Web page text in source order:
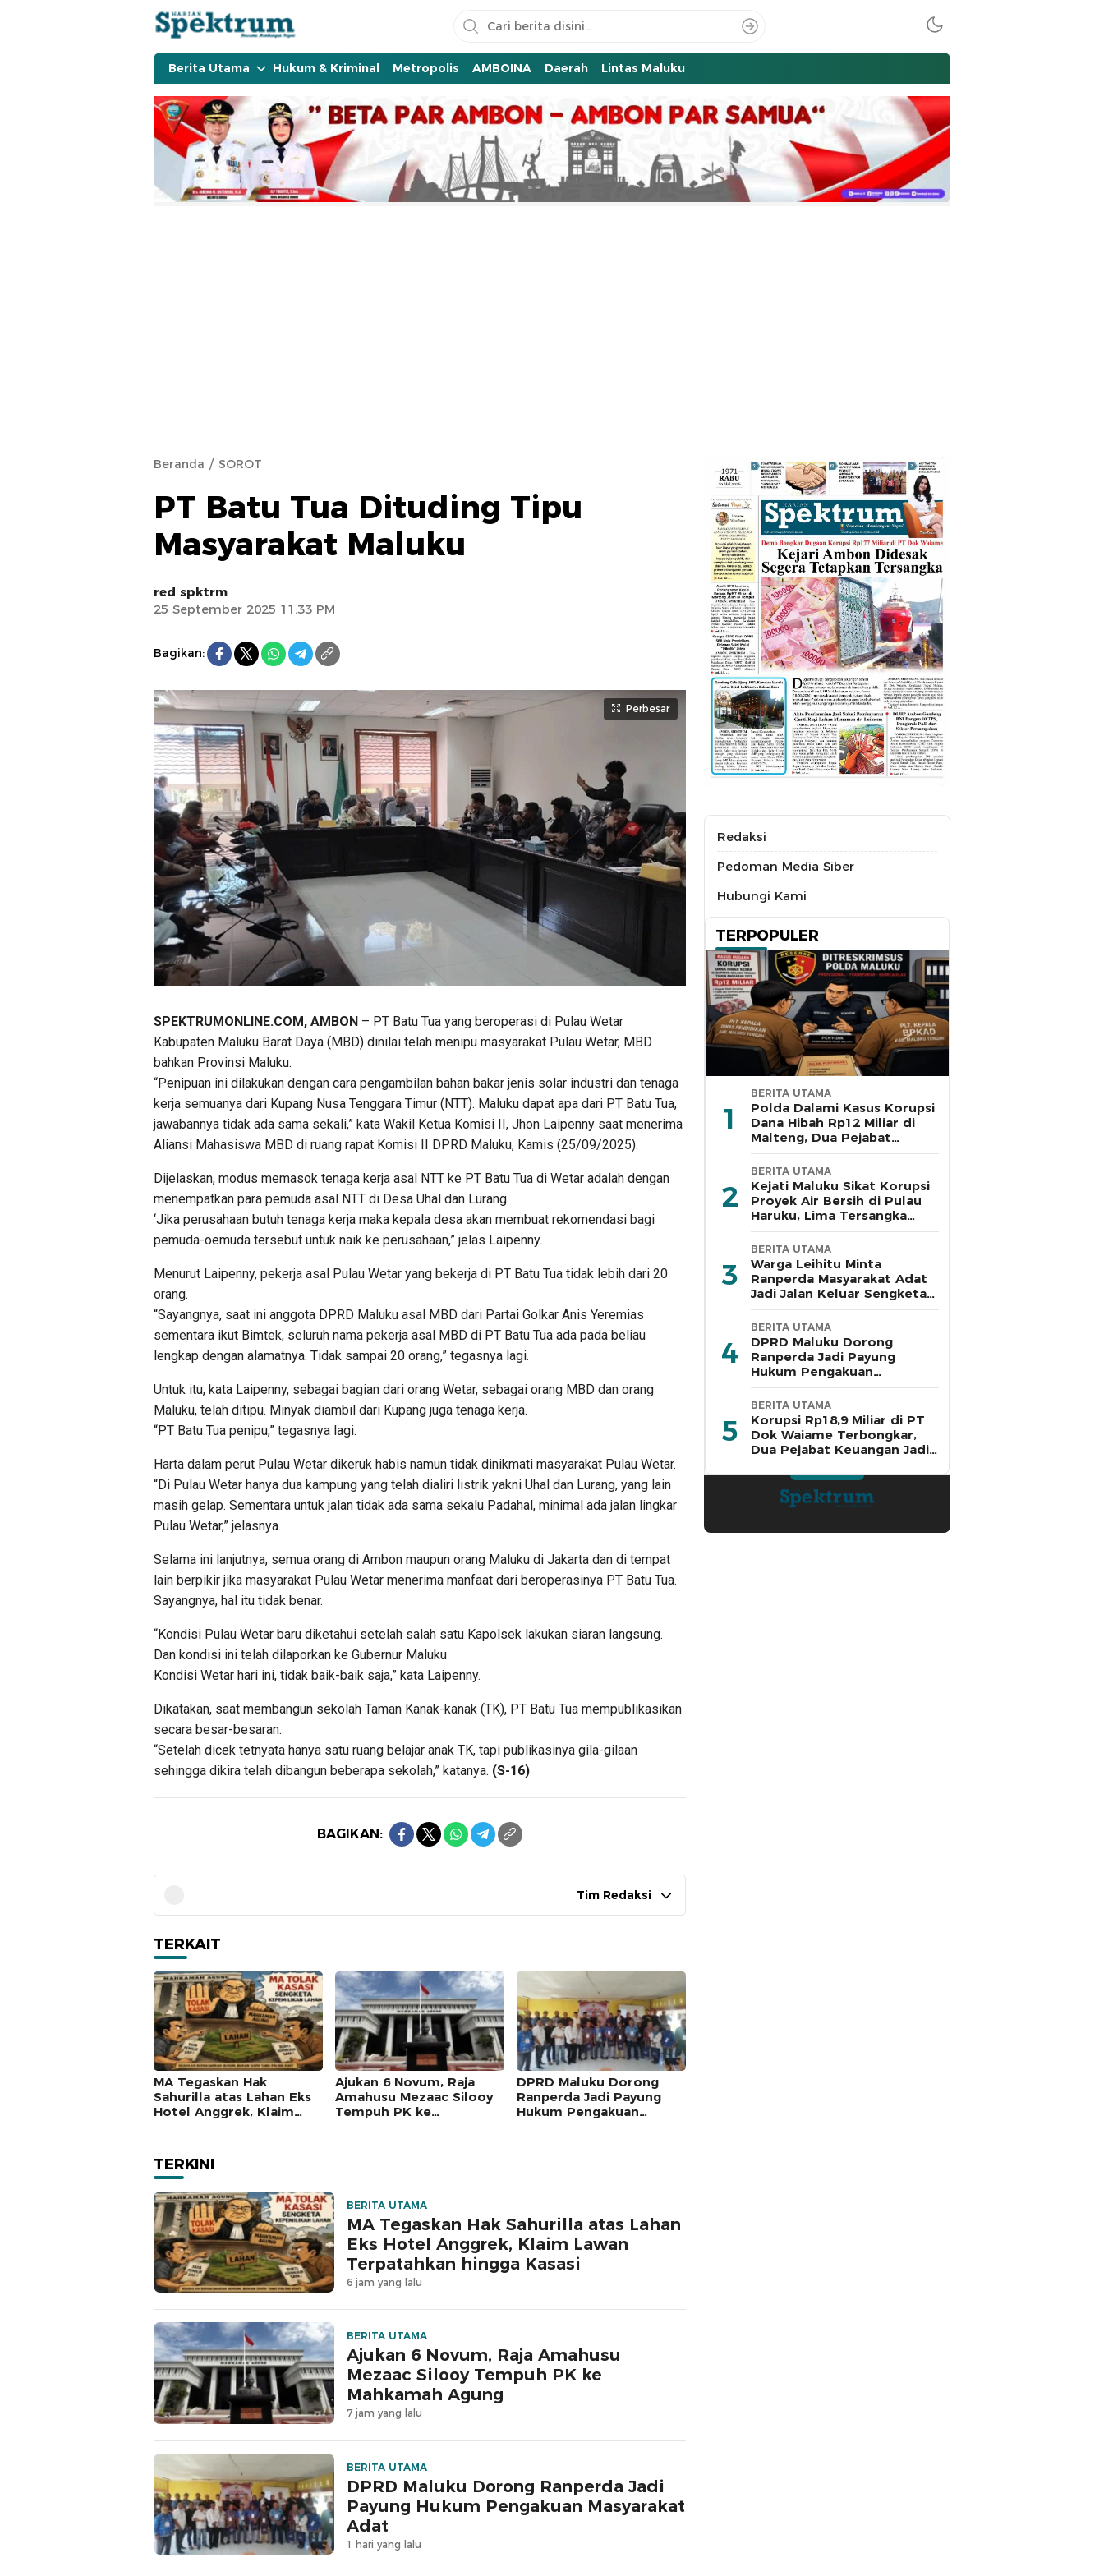
spektrumonline.com
Berita Utama Hukum & Kriminal Metropolis AMBOINA Daerah Lintas Maluku
Beranda SOROT
PT Batu Tua Dituding Tipu
Masyarakat Maluku
red spktrm
25 September 2025 11:33 PM
Bagikan:
Perbesar
SPEKTRUMONLINE.COM, AMBON – PT Batu Tua yang beroperasi di Pulau Wetar
Kabupaten Maluku Barat Daya (MBD) dinilai telah menipu masyarakat Pulau Wetar, MBD
bahkan Provinsi Maluku.
“Penipuan ini dilakukan dengan cara pengambilan bahan bakar jenis solar industri dan tenaga
kerja semuanya dari Kupang Nusa Tenggara Timur (NTT). Maluku dapat apa dari PT Batu Tua,
jawabannya tidak ada sama sekali,” kata Wakil Ketua Komisi II, Jhon Laipenny saat menerima
Aliansi Mahasiswa MBD di ruang rapat Komisi II DPRD Maluku, Kamis (25/09/2025).
Dijelaskan, modus memasok tenaga kerja asal NTT ke PT Batu Tua di Wetar adalah dengan
menempatkan para pemuda asal NTT di Desa Uhal dan Lurang.
‘Jika perusahaan butuh tenaga kerja maka kepala desa akan membuat rekomendasi bagi
pemuda-oemuda tersebut untuk naik ke perusahaan,” jelas Laipenny.
Menurut Laipenny, pekerja asal Pulau Wetar yang bekerja di PT Batu Tua tidak lebih dari 20
orang.
“Sayangnya, saat ini anggota DPRD Maluku asal MBD dari Partai Golkar Anis Yeremias
sementara ikut Bimtek, seluruh nama pekerja asal MBD di PT Batu Tua ada pada beliau
lengkap dengan alamatnya. Tidak sampai 20 orang,” tegasnya lagi.
Untuk itu, kata Laipenny, sebagai bagian dari orang Wetar, sebagai orang MBD dan orang
Maluku, telah ditipu. Minyak diambil dari Kupang juga tenaga kerja.
“PT Batu Tua penipu,” tegasnya lagi.
Harta dalam perut Pulau Wetar dikeruk habis namun tidak dinikmati masyarakat Pulau Wetar.
“Di Pulau Wetar hanya dua kampung yang telah dialiri listrik yakni Uhal dan Lurang, yang lain
masih gelap. Sementara untuk jalan tidak ada sama sekalu Padahal, minimal ada jalan lingkar
Pulau Wetar,” jelasnya.
Selama ini lanjutnya, semua orang di Ambon maupun orang Maluku di Jakarta dan di tempat
lain berpikir jika masyarakat Pulau Wetar menerima manfaat dari beroperasinya PT Batu Tua.
Sayangnya, hal itu tidak benar.
“Kondisi Pulau Wetar baru diketahui setelah salah satu Kapolsek lakukan siaran langsung.
Dan kondisi ini telah dilaporkan ke Gubernur Maluku
Kondisi Wetar hari ini, tidak baik-baik saja,” kata Laipenny.
Dikatakan, saat membangun sekolah Taman Kanak-kanak (TK), PT Batu Tua mempublikasikan
secara besar-besaran.
“Setelah dicek tetnyata hanya satu ruang belajar anak TK, tapi publikasinya gila-gilaan
sehingga dikira telah dibangun beberapa sekolah,” katanya. (S-16)
BAGIKAN:
Tim Redaksi
TERKAIT
MA Tegaskan Hak
Sahurilla atas Lahan Eks
Hotel Anggrek, Klaim
Ajukan 6 Novum, Raja
Amahusu Mezaac Silooy
Tempuh PK ke
DPRD Maluku Dorong
Ranperda Jadi Payung
Hukum Pengakuan
TERKINI
BERITA UTAMA
MA Tegaskan Hak Sahurilla atas Lahan
Eks Hotel Anggrek, Klaim Lawan
Terpatahkan hingga Kasasi
6 jam yang lalu
BERITA UTAMA
Ajukan 6 Novum, Raja Amahusu
Mezaac Silooy Tempuh PK ke
Mahkamah Agung
7 jam yang lalu
BERITA UTAMA
DPRD Maluku Dorong Ranperda Jadi
Payung Hukum Pengakuan Masyarakat
Adat
1 hari yang lalu
Redaksi
Pedoman Media Siber
Hubungi Kami
TERPOPULER
1
BERITA UTAMA
Polda Dalami Kasus Korupsi
Dana Hibah Rp12 Miliar di
Malteng, Dua Pejabat
Pemkab Diperiksa
2
BERITA UTAMA
Kejati Maluku Sikat Korupsi
Proyek Air Bersih di Pulau
Haruku, Lima Tersangka
Ditahan
3
BERITA UTAMA
Warga Leihitu Minta
Ranperda Masyarakat Adat
Jadi Jalan Keluar Sengketa
Enam Dusun Tanjung Sial
4
BERITA UTAMA
DPRD Maluku Dorong
Ranperda Jadi Payung
Hukum Pengakuan
Masyarakat Adat
5
BERITA UTAMA
Korupsi Rp18,9 Miliar di PT
Dok Waiame Terbongkar,
Dua Pejabat Keuangan Jadi